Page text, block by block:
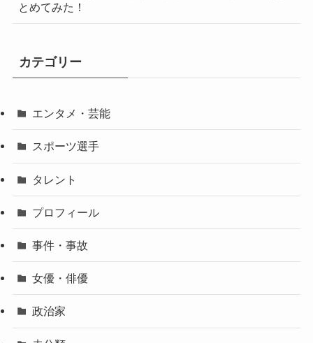
とめてみた！
カテゴリー
エンタメ・芸能
スポーツ選手
タレント
プロフィール
事件・事故
女優・俳優
政治家